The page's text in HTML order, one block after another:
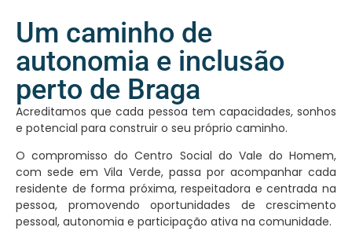
Um caminho de
autonomia e inclusão
perto de Braga
Acreditamos que cada pessoa tem capacidades, sonhos
e potencial para construir o seu próprio caminho.
O compromisso do Centro Social do Vale do Homem,
com sede em Vila Verde, passa por acompanhar cada
residente de forma próxima, respeitadora e centrada na
pessoa, promovendo oportunidades de crescimento
pessoal, autonomia e participação ativa na comunidade.